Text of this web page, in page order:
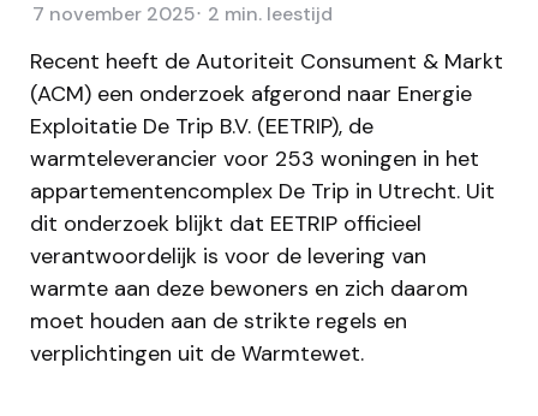
7 november 2025 2 min. leestijd
Recent heeft de Autoriteit Consument & Markt
(ACM) een onderzoek afgerond naar Energie
Exploitatie De Trip B.V. (EETRIP), de
warmteleverancier voor 253 woningen in het
appartementencomplex De Trip in Utrecht. Uit
dit onderzoek blijkt dat EETRIP officieel
verantwoordelijk is voor de levering van
warmte aan deze bewoners en zich daarom
moet houden aan de strikte regels en
verplichtingen uit de Warmtewet.